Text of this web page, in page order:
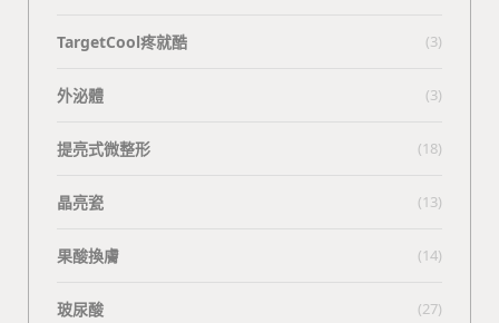
TargetCool疼就酷 (3)
外泌體 (3)
提亮式微整形 (18)
晶亮瓷 (13)
果酸換膚 (14)
玻尿酸 (27)